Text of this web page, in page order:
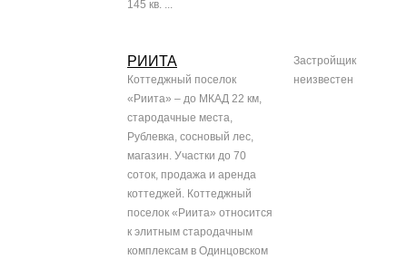
145 кв. ...
РИИТА
Коттеджный поселок
«Риита» – до МКАД 22 км,
стародачные места,
Рублевка, сосновый лес,
магазин. Участки до 70
соток, продажа и аренда
коттеджей. Коттеджный
поселок «Риита» относится
к элитным стародачным
комплексам в Одинцовском
Застройщик
неизвестен